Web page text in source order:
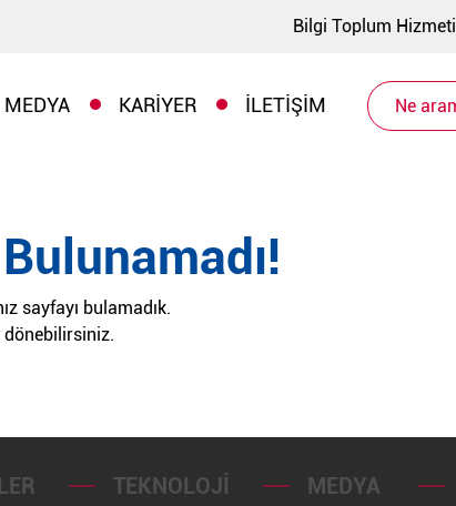
Bilgi Toplum Hizmeti
MEDYA KARIYER İLETIŞIM
sayfayı bulamadık.
dönebilirsiniz.
TEKNOLOJI MEDYA